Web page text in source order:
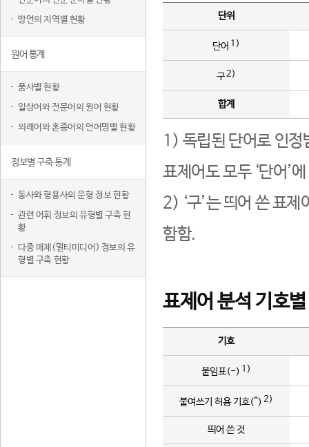
방언의 지역별 현황
원어 통계
품사별 현황
일상어와 전문어의 원어 현황
외래어와 혼종어의 언어명별 현황
정보별 구축 통계
동사와 형용사의 문형 정보 현황
관련 어휘 정보의 유형별 구축 현
황
다중 매체(멀티미디어) 정보의 유
형별 구축 현황
단위
단어 1)
구2)
합계
1) 독립된 단어로 인정
표제어도 모두 ‘단어’
2) ‘구’는 띄어 쓴 표
함함.
표제어 분석 기호
기호
붙임표(-) 1)
붙여쓰기 허용 기호(^) 2)
띄어 쓴 것